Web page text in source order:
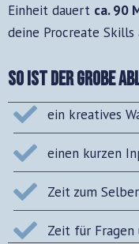
Einheit dauert ca.90
deine Procreate Skills
So ist der grobe
ein kreatives
einen kurzen
Zeit zum
Zeit für Fragen